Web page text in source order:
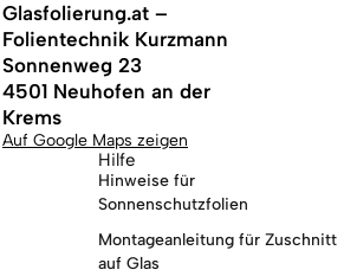
Glasfolierung.at –
Folientechnik Kurzmann
Sonnenweg 23
4501 Neuhofen an der
Krems
Auf Google Maps zeigen
Hilfe
Hinweise für
Sonnenschutzfolien
Montageanleitung für Zuschnitt
auf Glas